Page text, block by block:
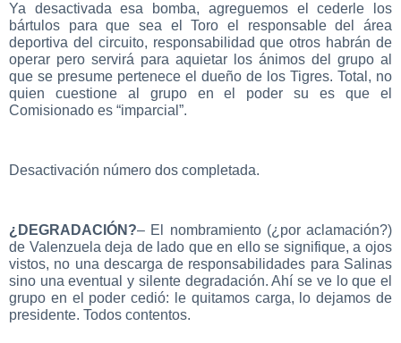
Ya desactivada esa bomba, agreguemos el cederle los
bártulos para que sea el Toro el responsable del área
deportiva del circuito, responsabilidad que otros habrán de
operar pero servirá para aquietar los ánimos del grupo al
que se presume pertenece el dueño de los Tigres. Total, no
quien cuestione al grupo en el poder su es que el
Comisionado es “imparcial”.
Desactivación número dos completada.
¿DEGRADACIÓN?– El nombramiento (¿por aclamación?)
de Valenzuela deja de lado que en ello se signifique, a ojos
vistos, no una descarga de responsabilidades para Salinas
sino una eventual y silente degradación. Ahí se ve lo que el
grupo en el poder cedió: le quitamos carga, lo dejamos de
presidente. Todos contentos.